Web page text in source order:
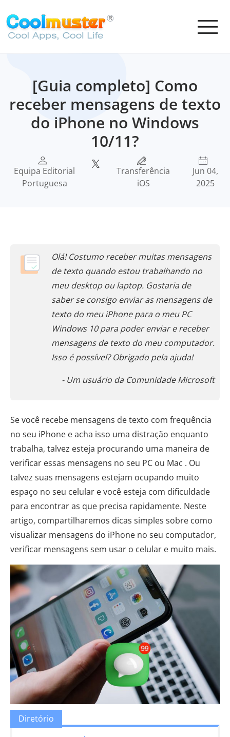
[Guia completo] Como
receber mensagens de texto
do iPhone no Windows
10/11?
Equipa Editorial
Portuguesa
Transferência
iOS
Jun 04,
2025
Olá! Costumo receber muitas mensagens
de texto quando estou trabalhando no
meu desktop ou laptop. Gostaria de
saber se consigo enviar as mensagens de
texto do meu iPhone para o meu PC
Windows 10 para poder enviar e receber
mensagens de texto do meu computador.
Isso é possível? Obrigado pela ajuda!
- Um usuário da Comunidade Microsoft
Se você recebe mensagens de texto com frequência
no seu iPhone e acha isso uma distração enquanto
trabalha, talvez esteja procurando uma maneira de
verificar essas mensagens no seu PC ou Mac . Ou
talvez suas mensagens estejam ocupando muito
espaço no seu celular e você esteja com dificuldade
para encontrar as que precisa rapidamente. Neste
artigo, compartilharemos dicas simples sobre como
visualizar mensagens do iPhone no seu computador,
verificar mensagens sem usar o celular e muito mais.
Diretório